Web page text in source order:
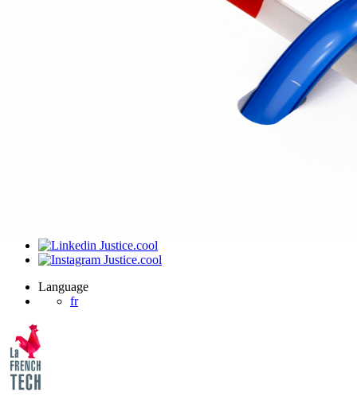
Language
fr